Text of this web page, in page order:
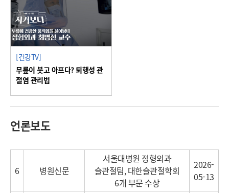
[건강TV]
무릎이 붓고 아프다? 퇴행성 관
절염 관리법
언론보도
6 병원신문
서울대병원 정형외과
슬관절팀, 대한슬관절학회
6개 부문 수상
2026-
05-13